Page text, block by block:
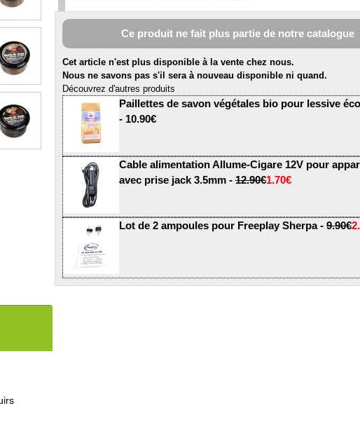
Ce produit ne fait plus partie de notre catalogue
Cet article n'est plus disponible à la vente chez nous.
Nous ne savons pas s'il sera à nouveau disponible ni quand.
Découvrez d'autres produits
Paillettes de savon végétales bio pour lessive
- 10.90€
Cable alimentation Allume-Cigare 12V pour
avec prise jack 3.5mm - 12.90€1.70€
Lot de 2 ampoules pour Freeplay Sherpa - 9.90€